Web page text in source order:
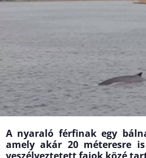
A nyaraló férfinak egy
amely akár 20 méteresre